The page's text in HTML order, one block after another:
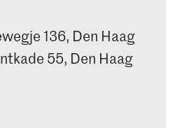
136, Den Haag
55, Den Haag